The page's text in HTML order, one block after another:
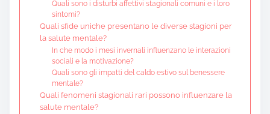
Quali sono i disturbi affettivi stagionali comuni e i loro
sintomi?
Quali sfide uniche presentano le diverse stagioni per
la salute mentale?
In che modo i mesi invernali influenzano le interazioni
sociali e la motivazione?
Quali sono gli impatti del caldo estivo sul benessere
mentale?
Quali fenomeni stagionali rari possono influenzare la
salute mentale?